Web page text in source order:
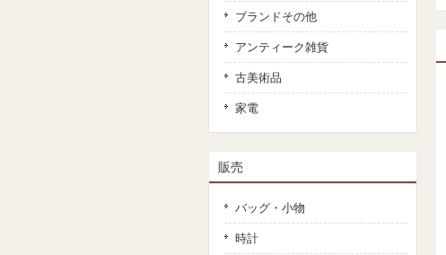
ブランドその他
アンティーク雑貨
古美術品
家電
販売
バッグ・小物
時計